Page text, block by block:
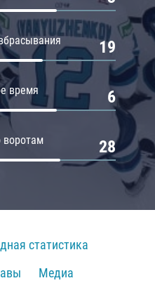
19
время 6
воротам 28
статистика
Медиа